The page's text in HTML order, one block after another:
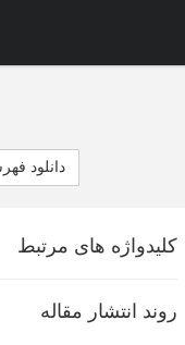
دانلود
کلیدواژه های مرتبط
روند انتشار مقاله